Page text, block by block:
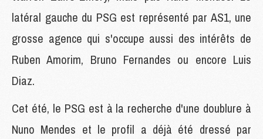
latéral gauche du PSG est représenté par AS1, une
grosse agence qui s'occupe aussi des intérêts de
Ruben Amorim, Bruno Fernandes ou encore Luis
Diaz.
Cet été, le PSG est à la recherche d'une doublure à
Nuno Mendes et le profil a déjà été dressé par